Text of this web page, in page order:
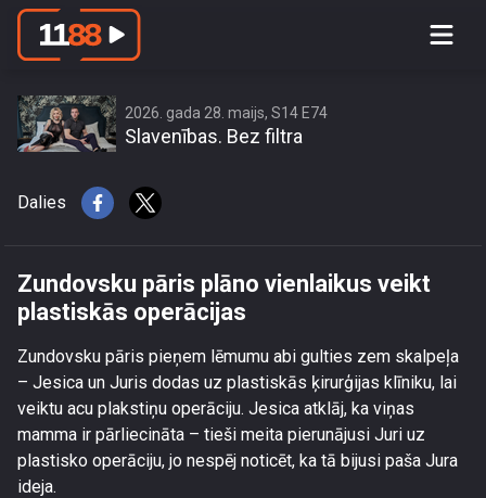
Zundovsku pāris plāno vienlaikus
2026. gada 28. maijs, S14 E74
Slavenības. Bez filtra
Dalies
Zundovsku pāris plāno vienlaikus veikt
plastiskās operācijas
Zundovsku pāris pieņem lēmumu abi gulties zem skalpeļa
– Jesica un Juris dodas uz plastiskās ķirurģijas klīniku, lai
veiktu acu plakstiņu operāciju. Jesica atklāj, ka viņas
mamma ir pārliecināta – tieši meita pierunājusi Juri uz
plastisko operāciju, jo nespēj noticēt, ka tā bijusi paša Jura
ideja.